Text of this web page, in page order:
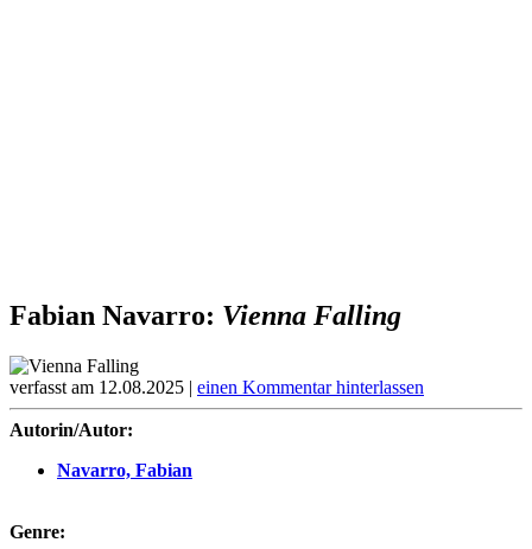
Fabian Navarro: Vienna Falling
verfasst am 12.08.2025 | einen Kommentar hinterlassen
Autorin/Autor:
Navarro, Fabian
Genre: